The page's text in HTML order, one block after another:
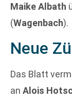
Maike Albath
(Wagenbach).
Neue
Das Blatt
an Alois